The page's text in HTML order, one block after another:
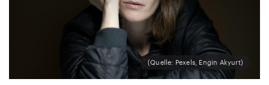
(Quelle: Pexels, Engin Akyurt)